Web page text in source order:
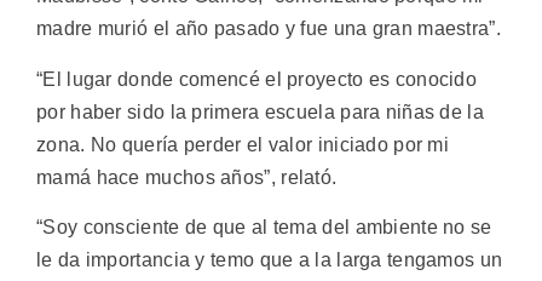
madre murió el año pasado y fue una gran maestra”.
“El lugar donde comencé el proyecto es conocido
por haber sido la primera escuela para niñas de la
zona. No quería perder el valor iniciado por mi
mamá hace muchos años”, relató.
“Soy consciente de que al tema del ambiente no se
le da importancia y temo que a la larga tengamos un